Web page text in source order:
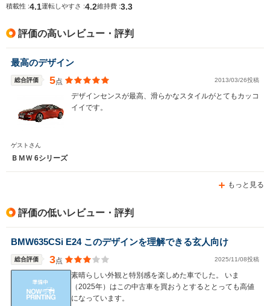
積載性 :4.1運転しやすさ :4.2維持費 :3.3
評価の高いレビュー・評判
最高のデザイン
総合評価 5点 2013/03/26投稿
デザインセンスが最高、滑らかなスタイルがとてもカッコ
イイです。
ゲストさん
ＢＭＷ 6シリーズ
もっと見る
評価の低いレビュー・評判
BMW635CSi E24 このデザインを理解できる玄人向け
総合評価 3点 2025/11/08投稿
素晴らしい外観と特別感を楽しめた車でした。 いま
（2025年）はこの中古車を買おうとするととっても高値
になっています。